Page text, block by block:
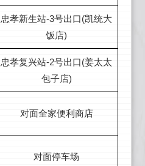
忠孝新生站-3号出口(凯统大
饭店)
忠孝复兴站-2号出口(姜太太
包子店)
对面全家便利商店
对面停车场